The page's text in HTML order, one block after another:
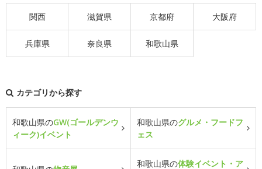
関西 滋賀県 京都府 大阪府
兵庫県 奈良県 和歌山県
カテゴリから探す
和歌山県のGW(ゴールデンウ
ィーク)イベント
和歌山県のグルメ・フードフ
ェス
和歌山県の体験イベント・ア